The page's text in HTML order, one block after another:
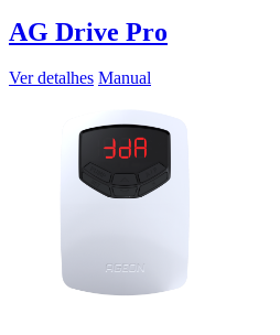
AG Drive Pro
Ver detalhes Manual